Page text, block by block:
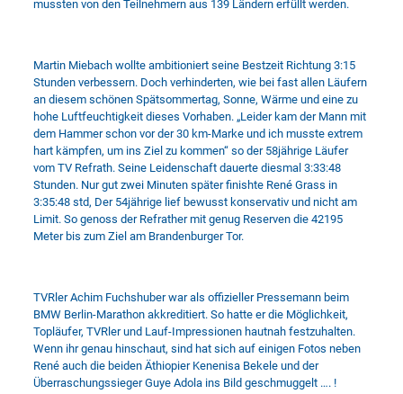
mussten von den Teilnehmern aus 139 Ländern erfüllt werden.
Martin Miebach wollte ambitioniert seine Bestzeit Richtung 3:15
Stunden verbessern. Doch verhinderten, wie bei fast allen Läufern
an diesem schönen Spätsommertag, Sonne, Wärme und eine zu
hohe Luftfeuchtigkeit dieses Vorhaben. „Leider kam der Mann mit
dem Hammer schon vor der 30 km-Marke und ich musste extrem
hart kämpfen, um ins Ziel zu kommen“ so der 58jährige Läufer
vom TV Refrath. Seine Leidenschaft dauerte diesmal 3:33:48
Stunden. Nur gut zwei Minuten später finishte René Grass in
3:35:48 std, Der 54jährige lief bewusst konservativ und nicht am
Limit. So genoss der Refrather mit genug Reserven die 42195
Meter bis zum Ziel am Brandenburger Tor.
TVRler Achim Fuchshuber war als offizieller Pressemann beim
BMW Berlin-Marathon akkreditiert. So hatte er die Möglichkeit,
Topläufer, TVRler und Lauf-Impressionen hautnah festzuhalten.
Wenn ihr genau hinschaut, sind hat sich auf einigen Fotos neben
René auch die beiden Äthiopier Kenenisa Bekele und der
Überraschungssieger Guye Adola ins Bild geschmuggelt …. !